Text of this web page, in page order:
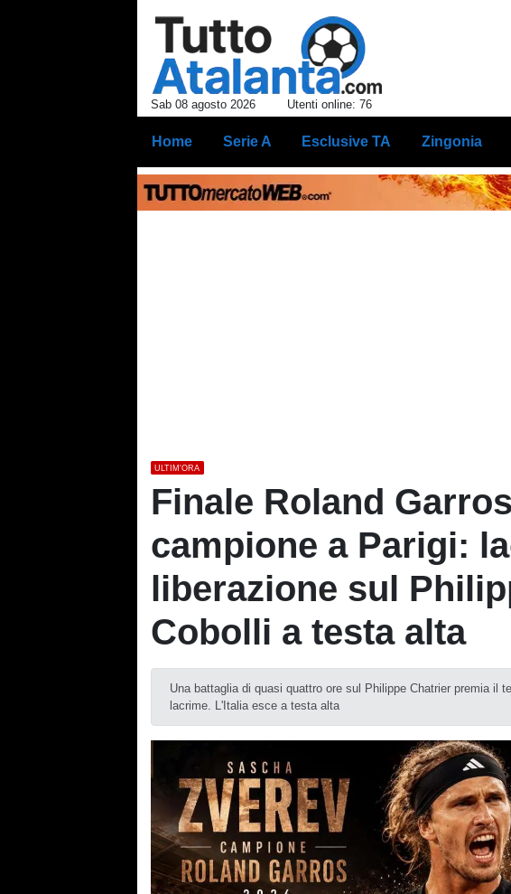
Sab 08 agosto 2026 Utenti online: 76
Home Serie A Esclusive TA Zingonia
ULTIM'ORA
Finale Roland
campione a Parigi:
liberazione sul
Cobolli a testa alta
Una battaglia di quasi quattro ore sul Philippe Chatrier premia il
lacrime. L'Italia esce a testa alta